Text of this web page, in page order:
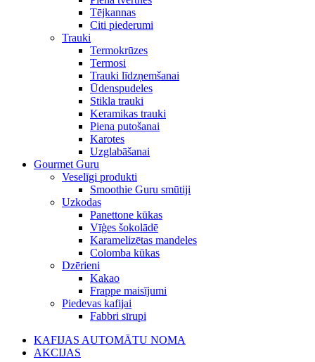
Tējkannas
Citi piederumi
Trauki
Termokrūzes
Termosi
Trauki līdzņemšanai
Ūdenspudeles
Stikla trauki
Keramikas trauki
Piena putošanai
Karotes
Uzglabāšanai
Gourmet Guru
Veselīgi produkti
Smoothie Guru smūtiji
Uzkodas
Panettone kūkas
Vīģes šokolādē
Karamelizētas mandeles
Colomba kūkas
Dzērieni
Kakao
Frappe maisījumi
Piedevas kafijai
Fabbri sīrupi
KAFIJAS AUTOMĀTU NOMA
AKCIJAS